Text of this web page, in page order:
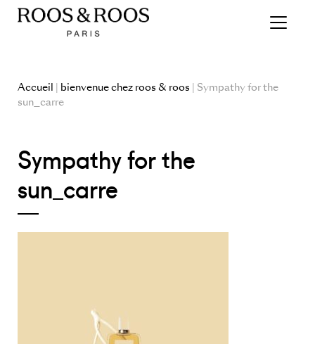
Accueil | bienvenue chez roos & roos | Sympathy for the
sun_carre
Sympathy for the
sun_carre